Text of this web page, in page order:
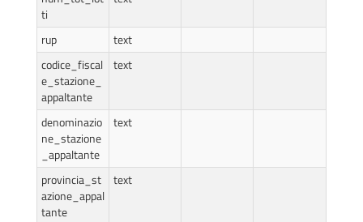
ti
rup
text
codice_fiscal
e_stazione_
appaltante
text
denominazio
ne_stazione
_appaltante
text
provincia_st
azione_appal
tante
text